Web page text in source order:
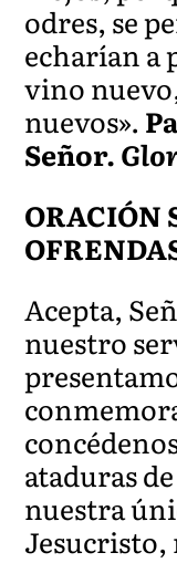
odres, se
echarían a
vino
nuevos».
Señor.
ORACIÓN
Acepta,
nuestro
ataduras
nuestra
Jesucristo,